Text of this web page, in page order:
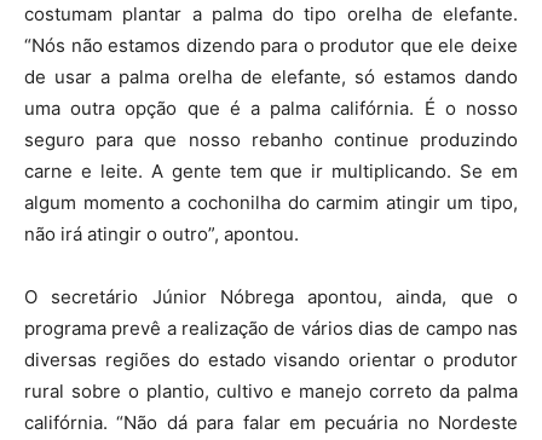
costumam plantar a palma do tipo orelha de elefante.
“Nós não estamos dizendo para o produtor que ele deixe
de usar a palma orelha de elefante, só estamos dando
uma outra opção que é a palma califórnia. É o nosso
seguro para que nosso rebanho continue produzindo
carne e leite. A gente tem que ir multiplicando. Se em
algum momento a cochonilha do carmim atingir um tipo,
não irá atingir o outro”, apontou.
O secretário Júnior Nóbrega apontou, ainda, que o
programa prevê a realização de vários dias de campo nas
diversas regiões do estado visando orientar o produtor
rural sobre o plantio, cultivo e manejo correto da palma
califórnia. “Não dá para falar em pecuária no Nordeste